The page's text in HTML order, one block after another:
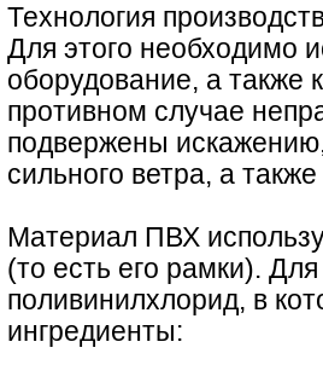
Технология
Для этого необходимо
оборудование, а также
противном случае
подвержены
сильного ветра, а
Материал ПВХ
(то есть его рамки).
поливинилхлорид, в
ингредиенты: